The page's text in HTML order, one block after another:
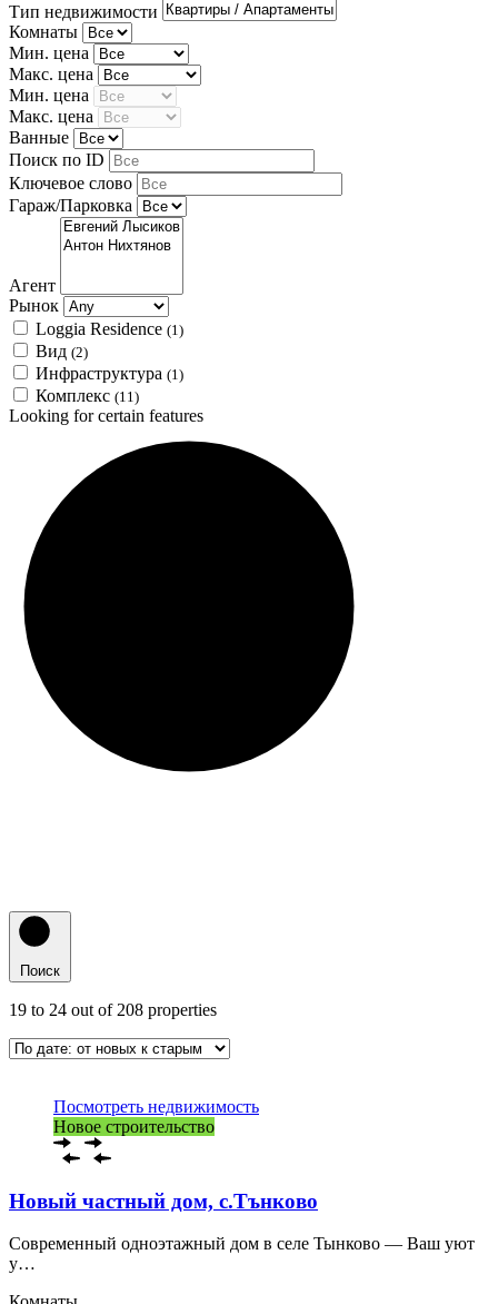
Тип недвижимости
Комнаты
Мин. цена
Макс. цена
Мин. цена
Макс. цена
Ванные
Поиск по ID
Ключевое слово
Гараж/Парковка
Агент
Рынок
Loggia Residence (1)
Вид (2)
Инфраструктура (1)
Комплекс (11)
Looking for certain features
Поиск
19 to 24 out of 208 properties
Посмотреть недвижимость
Новое строительство
Новый частный дом, с.Тънково
Современный одноэтажный дом в селе Тынково — Ваш уют
у…